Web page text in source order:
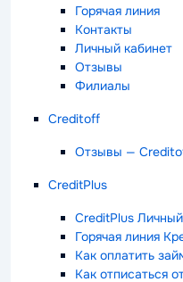
Горячая линия
Контакты
Личный кабинет
Отзывы
Филиалы
Creditoff
Отзывы —
CreditPlus
CreditPlus
Горячая линия
Как оплатить
Как отписаться